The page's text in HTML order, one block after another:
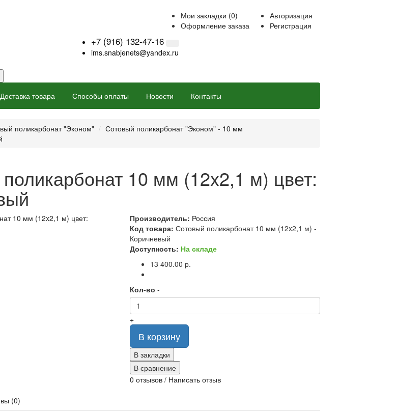
Авторизация
Регистрация
Мои закладки (0)
Оформление заказа
+7 (916) 132-47-16
ims.snabjenets@yandex.ru
Доставка товара Способы оплаты Новости Контакты
поликарбонат "Эконом"
Сотовый поликарбонат "Эконом" - 10 мм
10 мм (12x2,1 м) цвет:
Производитель: Россия
Код товара: Сотовый поликарбонат 10 мм (12x2,1 м) -
Коричневый
Доступность: На складе
13 400.00 р.
Кол-во -
+
В корзину
В закладки
В сравнение
0 отзывов / Написать отзыв
(0)